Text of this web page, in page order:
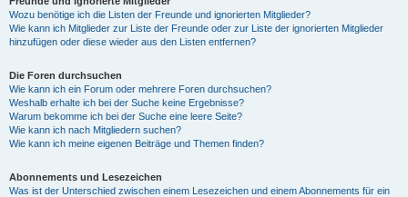
Wozu benötige ich die Listen der Freunde und ignorierten Mitglieder?
Wie kann ich Mitglieder zur Liste der Freunde oder zur Liste der ignorierten Mitglieder
hinzufügen oder diese wieder aus den Listen entfernen?
Die Foren durchsuchen
Wie kann ich ein Forum oder mehrere Foren durchsuchen?
Weshalb erhalte ich bei der Suche keine Ergebnisse?
Warum bekomme ich bei der Suche eine leere Seite?
Wie kann ich nach Mitgliedern suchen?
Wie kann ich meine eigenen Beiträge und Themen finden?
Abonnements und Lesezeichen
Was ist der Unterschied zwischen einem Lesezeichen und einem Abonnements für ein